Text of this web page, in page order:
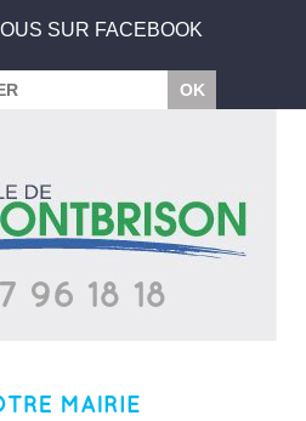
SUR FACEBOOK